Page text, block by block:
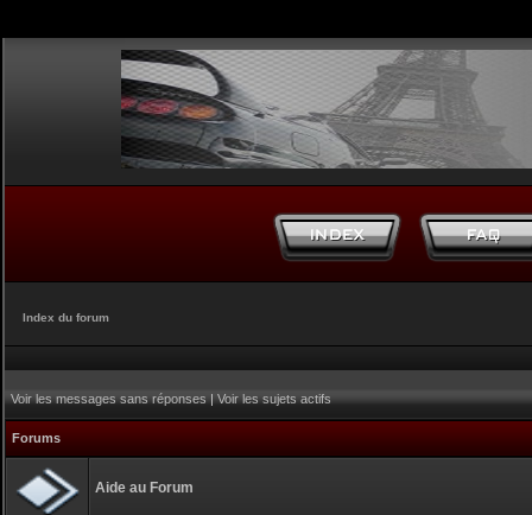
Index du forum
Voir les messages sans réponses|Voir les sujets actifs
Forums
Aide au Forum